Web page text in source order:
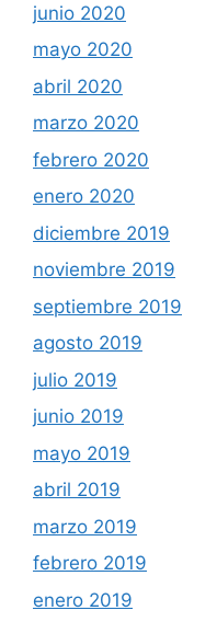
junio 2020
mayo 2020
abril 2020
marzo 2020
febrero 2020
enero 2020
diciembre 2019
noviembre 2019
septiembre 2019
agosto 2019
julio 2019
junio 2019
mayo 2019
abril 2019
marzo 2019
febrero 2019
enero 2019